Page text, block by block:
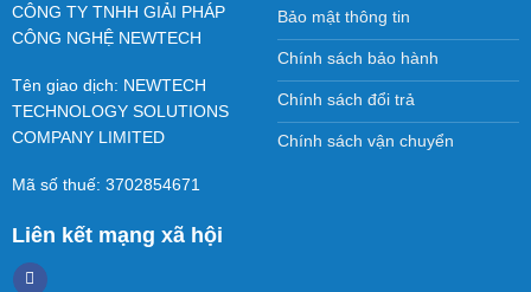
CÔNG TY TNHH GIẢI PHÁP
CÔNG NGHỆ NEWTECH
Tên giao dịch: NEWTECH
TECHNOLOGY SOLUTIONS
COMPANY LIMITED
Mã số thuế: 3702854671
Liên kết mạng xã hội
Bảo mật thông tin
Chính sách bảo hành
Chính sách đổi trả
Chính sách vận chuyển